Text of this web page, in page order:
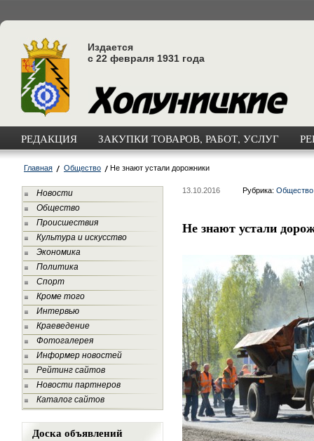
Издается
с 22 февраля 1931 года
РЕДАКЦИЯ ЗАКУПКИ ТОВАРОВ, РАБОТ, УСЛУГ
Главная Общество Не знают устали дорожники
Новости
Общество
Происшествия
Культура и искусство
Экономика
Политика
Спорт
Кроме того
Интервью
Краеведение
Фотогалерея
Информер новостей
Рейтинг сайтов
Новости партнеров
Каталог сайтов
Доска объявлений
13.10.2016 Рубрика: Общество
Не знают устали